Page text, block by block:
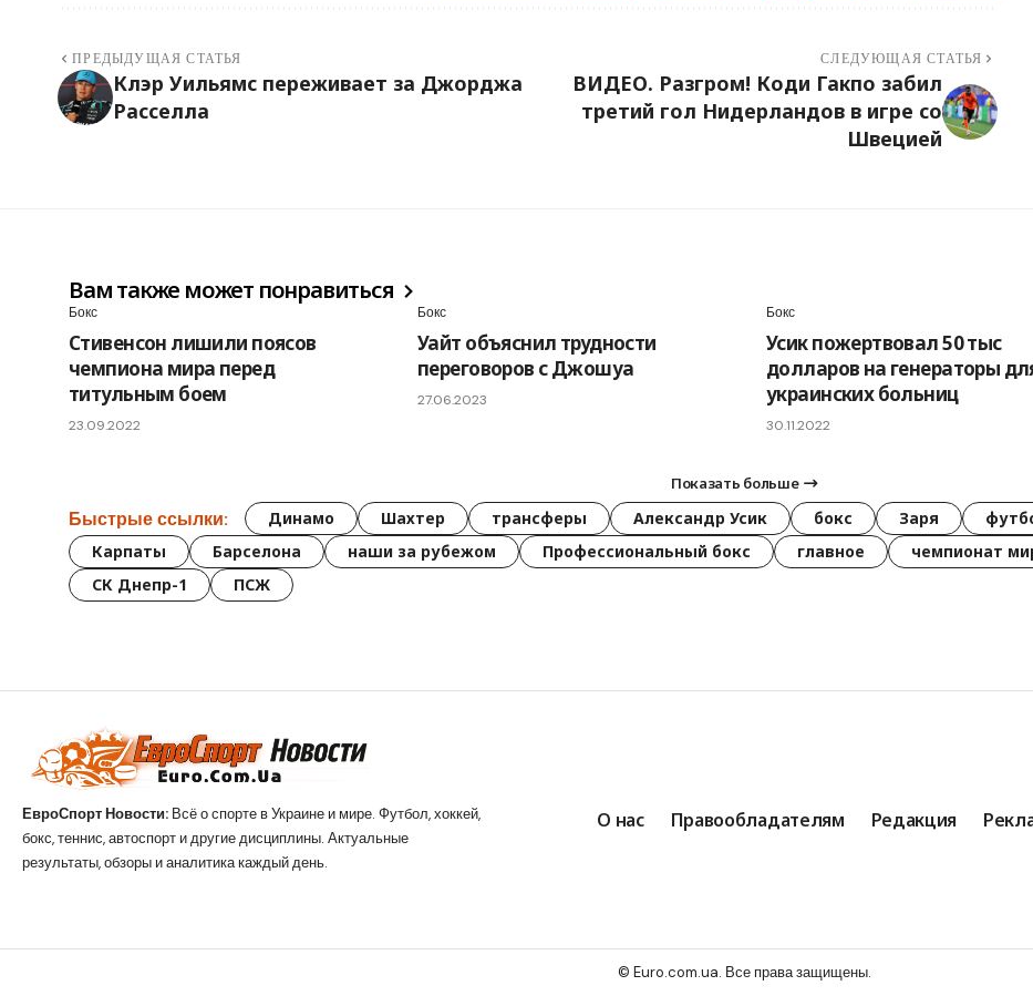
ПРЕДЫДУЩАЯ СТАТЬЯ
Клэр Уильямс переживает за Джорджа
Расселла
СЛЕДУЮЩАЯ СТАТЬЯ
ВИДЕО. Разгром! Коди Гакпо забил
третий гол Нидерландов в игре со
Швецией
Вам также может понравиться
Бокс
Стивенсон лишили поясов
чемпиона мира перед
титульным боем
23.09.2022
Бокс
Уайт объяснил трудности
переговоров с Джошуа
27.06.2023
Бокс
Усик пожертвовал 50 тыс
долларов на генераторы
украинских больниц
30.11.2022
Показать больше
Быстрые ссылки: Динамо Шахтер трансферы Александр Усик бокс Заря
Карпаты
Барселона наши за рубежом Профессиональный бокс главное чемпионат
СК Днепр-1
ПСЖ
ЕвроСпорт Новости: Всё о спорте в Украине и мире. Футбол, хоккей,
бокс, теннис, автоспорт и другие дисциплины. Актуальные
результаты, обзоры и аналитика каждый день.
О нас Правообладателям Редакция
© Euro.com.ua. Все права защищены.